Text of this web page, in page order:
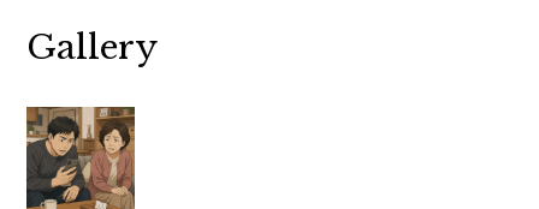
Gallery